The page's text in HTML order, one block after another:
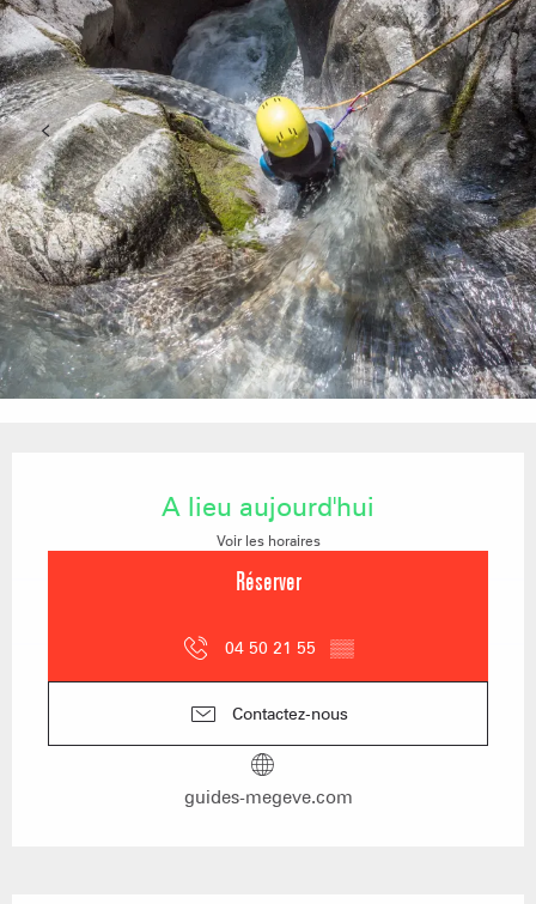
A lieu aujourd'hui
Voir les horaires
Réserver
04 50 21 55 ▒▒
Contactez-nous
guides-megeve.com